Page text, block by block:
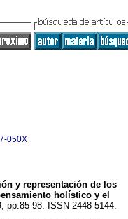
050X
y representación de los
holístico y el
pp.85-98. ISSN 2448-5144.